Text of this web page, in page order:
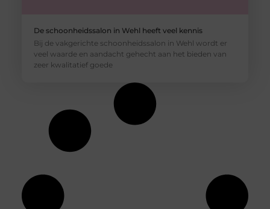
De schoonheidssalon in Wehl heeft veel kennis
Bij de vakgerichte schoonheidssalon in Wehl wordt er
veel waarde en aandacht gehecht aan het bieden van
zeer kwalitatief goede